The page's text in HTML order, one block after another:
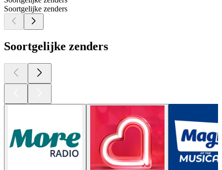
Soortgelijke zenders
Soortgelijke zenders